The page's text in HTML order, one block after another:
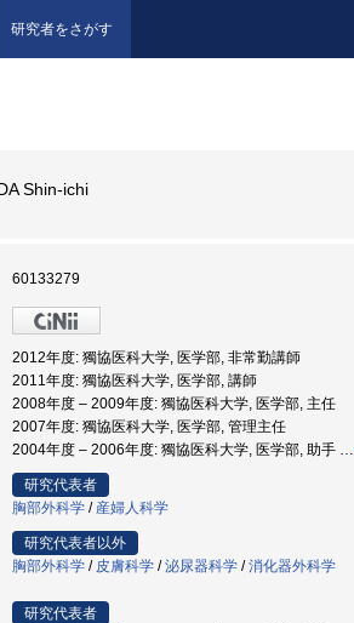
研究者をさがす
Shin-ichi
60133279
2012年度: 獨協医科大学, 医学部, 非常勤講師
2011年度: 獨協医科大学, 医学部, 講師
2008年度 – 2009年度: 獨協医科大学, 医学部, 主任
2007年度: 獨協医科大学, 医学部, 管理主任
2004年度 – 2006年度: 獨協医科大学, 医学部, 助手 …
研究代表者
胸部外科学 / 産婦人科学
研究代表者以外
胸部外科学 / 皮膚科学 /泌尿器科学 /消化器外科学
研究代表者